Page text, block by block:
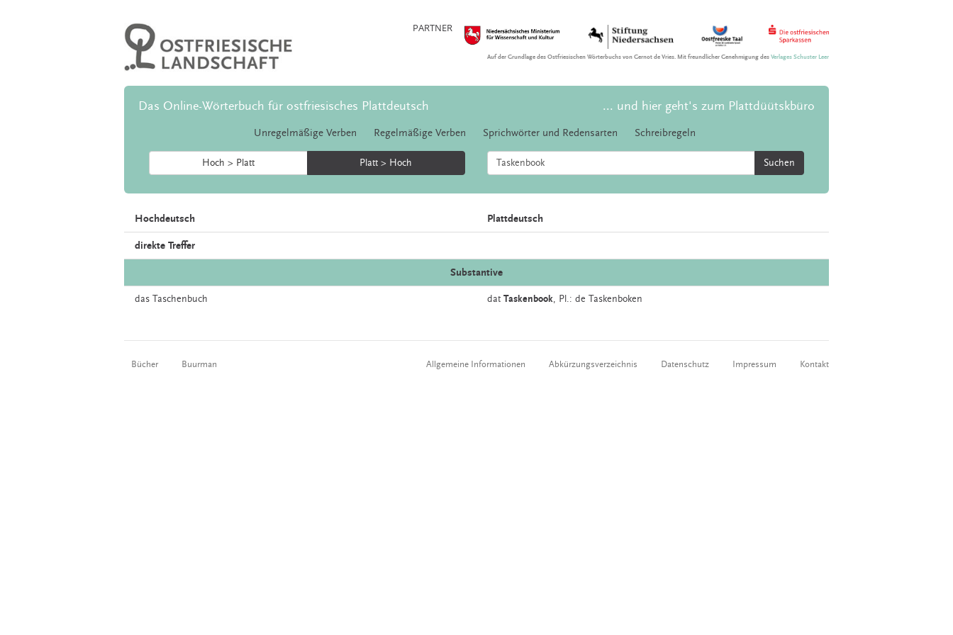
PARTNER
Auf der Grundlage des Ostfriesischen Wörterbuchs von Gernot de Vries. Mit freundlicher Genehmigung desVerlages Schuster Leer
Das Online-Wörterbuch für ostfriesisches Plattdeutsch ... und hier geht's zum Plattdüütskbüro
Unregelmäßige Verben Regelmäßige Verben Sprichwörter und Redensarten Schreibregeln
Hoch > Platt Platt > Hoch Suchen
Hochdeutsch Plattdeutsch
direkte Treffer
Substantive
das Taschenbuch dat Taskenbook, Pl.: de Taskenboken
Bücher Buurman Allgemeine Informationen Abkürzungsverzeichnis Datenschutz Impressum Kontakt